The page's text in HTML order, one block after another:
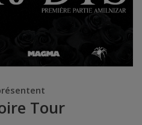
Tour